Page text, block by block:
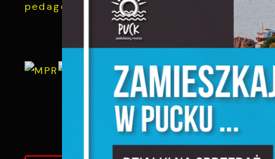
pedagogów, psychologów oraz księży